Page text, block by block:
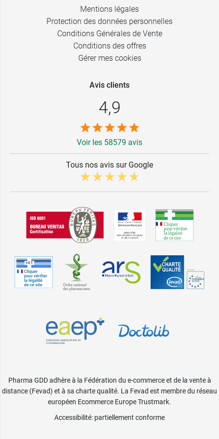
Mentions légales
Protection des données personnelles
Conditions Générales de Vente
Conditions des offres
Gérer mes cookies
Avis clients
4,9
Voir les 58579 avis
Tous nos avis sur Google
Pharma GDD adhère à la Fédération du e-commerce et de la vente à
distance (Fevad) et à sa charte qualité. La Fevad est membre du réseau
européen Ecommerce Europe Trustmark.
Accessibilité: partiellement conforme